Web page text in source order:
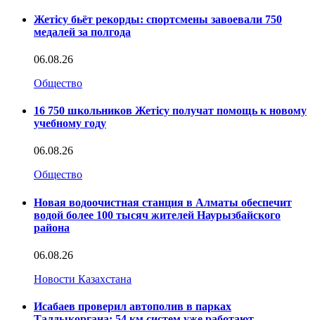
Жетісу бьёт рекорды: спортсмены завоевали 750
медалей за полгода
06.08.26
Общество
16 750 школьников Жетісу получат помощь к новому
учебному году
06.08.26
Общество
Новая водоочистная станция в Алматы обеспечит
водой более 100 тысяч жителей Наурызбайского
района
06.08.26
Новости Казахстана
Исабаев проверил автополив в парках